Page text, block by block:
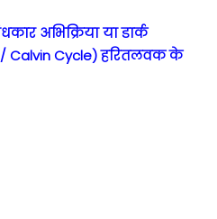
अभिक्रिया या डार्क
Calvin Cycle) हरितलवक के